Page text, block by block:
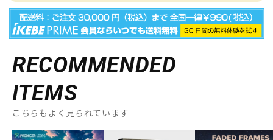
RECOMMENDED
ITEMS
こちらもよく見られています